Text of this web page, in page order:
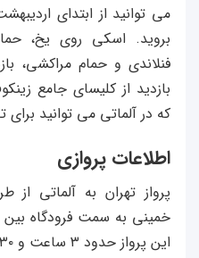
می توانید از ابتدای
بروید. اسکی روی یخ،
فنلاندی و حمام مراکشی،‌
که در آلماتی می توانید برای
اطلاعات پروازی
پرواز تهران به آلماتی از
خمینی به سمت فرودگاه بین